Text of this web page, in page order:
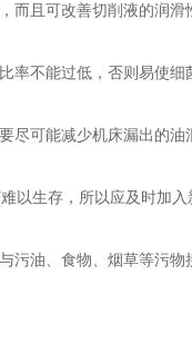
而且可改善切削液的润滑
率不能过低，否则易使细
尽可能减少机床漏出的油
以生存，所以应及时加入
污油、食物、烟草等污物